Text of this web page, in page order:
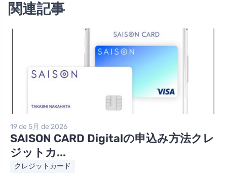
関連記事
19 de 5月 de 2026
SAISON CARD Digitalの申込み方法クレ
ジットカ...
クレジットカード